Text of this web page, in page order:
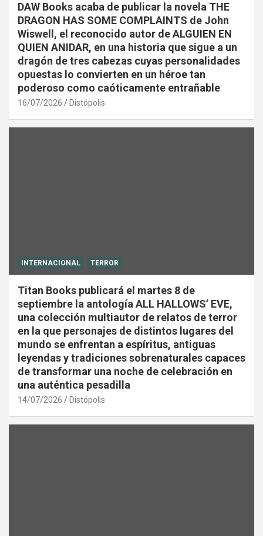
DAW Books acaba de publicar la novela THE
DRAGON HAS SOME COMPLAINTS de John
Wiswell, el reconocido autor de ALGUIEN EN
QUIEN ANIDAR, en una historia que sigue a un
dragón de tres cabezas cuyas personalidades
opuestas lo convierten en un héroe tan
poderoso como caóticamente entrañable
16/07/2026 Distópolis
INTERNACIONAL TERROR
Titan Books publicará el martes 8 de
septiembre la antología ALL HALLOWS’ EVE,
una colección multiautor de relatos de terror
en la que personajes de distintos lugares del
mundo se enfrentan a espíritus, antiguas
leyendas y tradiciones sobrenaturales capaces
de transformar una noche de celebración en
una auténtica pesadilla
14/07/2026 Distópolis